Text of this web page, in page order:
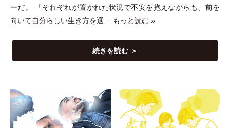
ーだ。
「それぞれが置かれた状況で不安を抱えながらも、前を
向いて自分らしい生き方を選… もっと読む »
続きを読む ＞